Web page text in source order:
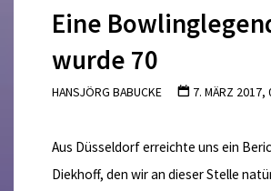
Eine
wurde 70
HANSJÖRG BABUCKE 7. MÄRZ 2017,
Aus Düsseldorf erreichte uns ein
Diekhoff, den wir an dieser Stelle